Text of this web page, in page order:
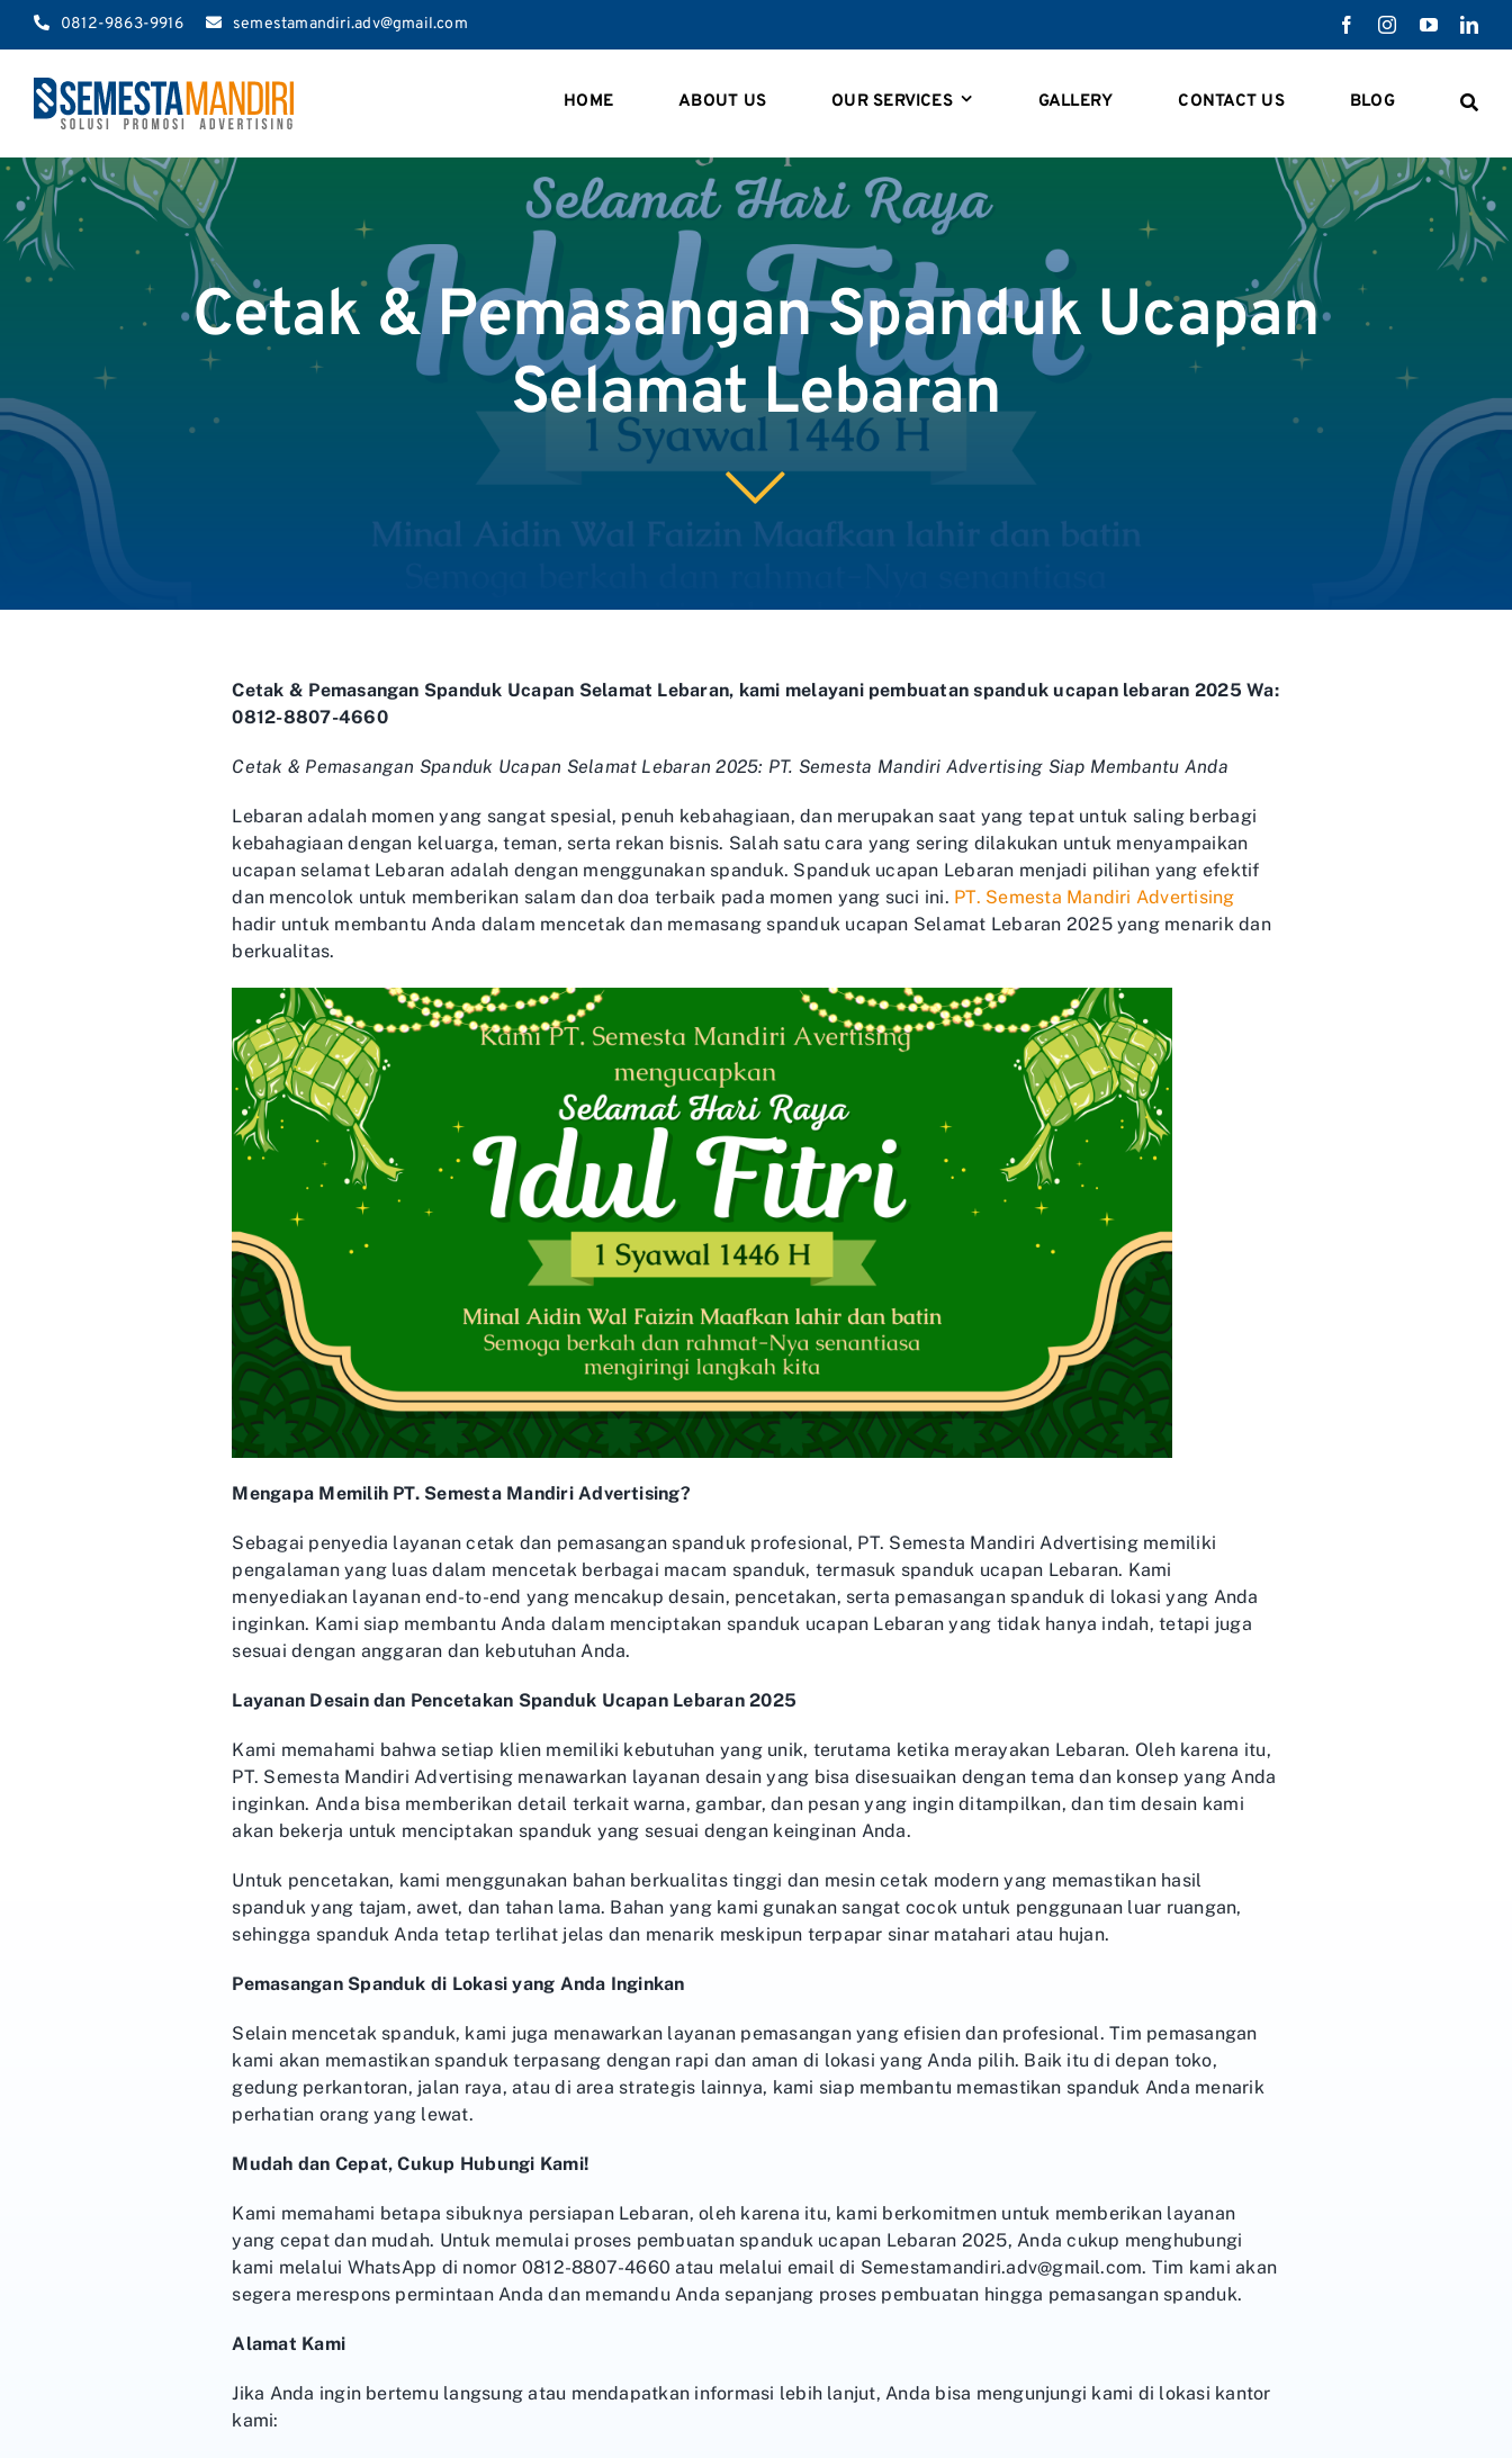
Skip
0812-9863-9916 semestamandiri.adv@gmail.com
HOME ABOUT US OUR SERVICES GALLERY CONTACT US BLOG
Cetak & Pemasangan Spanduk Ucapan
Selamat Lebaran
Cetak & Pemasangan Spanduk Ucapan Selamat Lebaran, kami melayani pembuatan spanduk ucapan lebaran 2025 Wa:
0812-8807-4660
Cetak & Pemasangan Spanduk Ucapan Selamat Lebaran 2025: PT. Semesta Mandiri Advertising Siap Membantu Anda
Lebaran adalah momen yang sangat spesial, penuh kebahagiaan, dan merupakan saat yang tepat untuk saling berbagi
kebahagiaan dengan keluarga, teman, serta rekan bisnis. Salah satu cara yang sering dilakukan untuk menyampaikan
ucapan selamat Lebaran adalah dengan menggunakan spanduk. Spanduk ucapan Lebaran menjadi pilihan yang efektif
dan mencolok untuk memberikan salam dan doa terbaik pada momen yang suci ini. PT. Semesta Mandiri Advertising
hadir untuk membantu Anda dalam mencetak dan memasang spanduk ucapan Selamat Lebaran 2025 yang menarik dan
berkualitas.
Mengapa Memilih PT. Semesta Mandiri Advertising?
Sebagai penyedia layanan cetak dan pemasangan spanduk profesional, PT. Semesta Mandiri Advertising memiliki
pengalaman yang luas dalam mencetak berbagai macam spanduk, termasuk spanduk ucapan Lebaran. Kami
menyediakan layanan end-to-end yang mencakup desain, pencetakan, serta pemasangan spanduk di lokasi yang Anda
inginkan. Kami siap membantu Anda dalam menciptakan spanduk ucapan Lebaran yang tidak hanya indah, tetapi juga
sesuai dengan anggaran dan kebutuhan Anda.
Layanan Desain dan Pencetakan Spanduk Ucapan Lebaran 2025
Kami memahami bahwa setiap klien memiliki kebutuhan yang unik, terutama ketika merayakan Lebaran. Oleh karena itu,
PT. Semesta Mandiri Advertising menawarkan layanan desain yang bisa disesuaikan dengan tema dan konsep yang Anda
inginkan. Anda bisa memberikan detail terkait warna, gambar, dan pesan yang ingin ditampilkan, dan tim desain kami
akan bekerja untuk menciptakan spanduk yang sesuai dengan keinginan Anda.
Untuk pencetakan, kami menggunakan bahan berkualitas tinggi dan mesin cetak modern yang memastikan hasil
spanduk yang tajam, awet, dan tahan lama. Bahan yang kami gunakan sangat cocok untuk penggunaan luar ruangan,
sehingga spanduk Anda tetap terlihat jelas dan menarik meskipun terpapar sinar matahari atau hujan.
Pemasangan Spanduk di Lokasi yang Anda Inginkan
Selain mencetak spanduk, kami juga menawarkan layanan pemasangan yang efisien dan profesional. Tim pemasangan
kami akan memastikan spanduk terpasang dengan rapi dan aman di lokasi yang Anda pilih. Baik itu di depan toko,
gedung perkantoran, jalan raya, atau di area strategis lainnya, kami siap membantu memastikan spanduk Anda menarik
perhatian orang yang lewat.
Mudah dan Cepat, Cukup Hubungi Kami!
Kami memahami betapa sibuknya persiapan Lebaran, oleh karena itu, kami berkomitmen untuk memberikan layanan
yang cepat dan mudah. Untuk memulai proses pembuatan spanduk ucapan Lebaran 2025, Anda cukup menghubungi
kami melalui WhatsApp di nomor 0812-8807-4660 atau melalui email di Semestamandiri.adv@gmail.com. Tim kami akan
segera merespons permintaan Anda dan memandu Anda sepanjang proses pembuatan hingga pemasangan spanduk.
Alamat Kami
Jika Anda ingin bertemu langsung atau mendapatkan informasi lebih lanjut, Anda bisa mengunjungi kami di lokasi kantor
kami: